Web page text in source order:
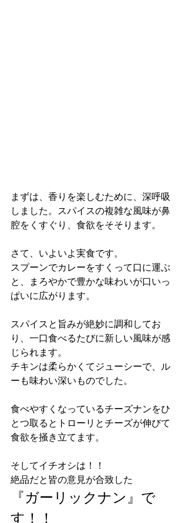
まずは、香りを楽しむために、深呼吸
しました。スパイスの複雑な風味が鼻
腔をくすぐり、食欲をそそります。
さて、いよいよ実食です。
スプーンでカレーをすくって口に運ぶ
と、まろやかで豊かな味わいが口いっ
ぱいに広がります。
スパイスと旨みが絶妙に調和してお
り、一口食べるたびに新しい風味が感
じられます。
チキンは柔らかくてジューシーで、ル
ーも味わい深いものでした。
食べやすくなっているチーズナンをひ
とつ取るとトローリとチーズが伸びて
食欲を掻き立てます。
そしてイチオシは！！
絶品だと皆の意見が合致した
『ガーリックナン』で
す！！